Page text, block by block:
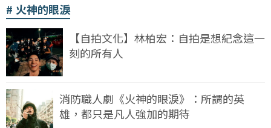
火神的眼淚
【自拍文化】林柏宏：自拍是想紀念這一
刻的所有人
消防職人劇《火神的眼淚》：所謂的英
雄，都只是凡人強加的期待